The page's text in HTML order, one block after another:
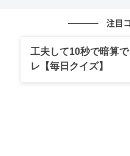
少し間が空いても慌てて
一流男性にとって、沈黙
注目
工夫して10秒で暗算
レ【毎日クイズ】